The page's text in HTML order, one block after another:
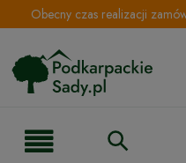
Obecny czas realizacji